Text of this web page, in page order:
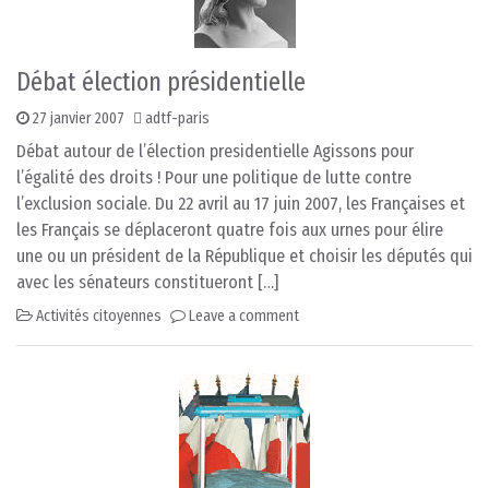
Débat élection présidentielle
27 janvier 2007 adtf-paris
Débat autour de l’élection presidentielle Agissons pour
l’égalité des droits ! Pour une politique de lutte contre
l’exclusion sociale. Du 22 avril au 17 juin 2007, les Françaises et
les Français se déplaceront quatre fois aux urnes pour élire
une ou un président de la République et choisir les députés qui
avec les sénateurs constitueront […]
Activités citoyennes Leave a comment